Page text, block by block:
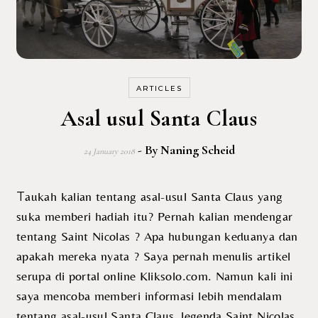
ARTICLES
Asal usul Santa Claus
24 January 2018 - ByNaning Scheid
Taukah kalian tentang asal-usul Santa Claus yang
suka memberi hadiah itu? Pernah kalian mendengar
tentang Saint Nicolas ? Apa hubungan keduanya dan
apakah mereka nyata ? Saya pernah menulis artikel
serupa di portal online Kliksolo.com. Namun kali ini
saya mencoba memberi informasi lebih mendalam